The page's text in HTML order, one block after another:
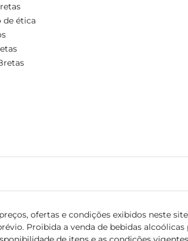
de ética
ofertas e condições exibidos neste
Proibida a venda de bebidas